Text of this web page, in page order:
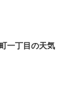
一丁目の天気